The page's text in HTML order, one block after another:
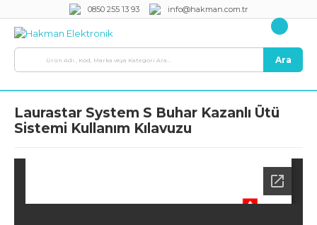
0850 255 13 93 info@hakman.com.tr
Ara
Laurastar System S Buhar Kazanlı Ütü
Sistemi Kullanım Kılavuzu